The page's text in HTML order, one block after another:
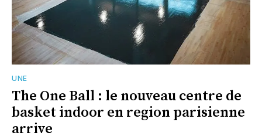
UNE
The One Ball : le nouveau centre de
basket indoor en region parisienne
arrive